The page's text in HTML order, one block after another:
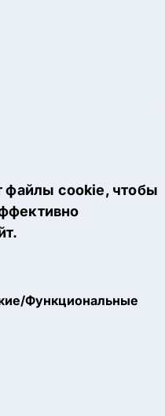
файлы cookie, чтобы
Функциональные